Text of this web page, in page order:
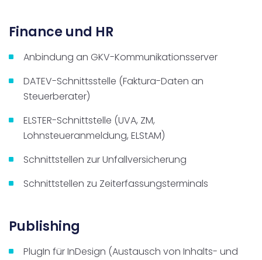
Finance und HR
Anbindung an GKV-Kommunikationsserver
DATEV-Schnittsstelle (Faktura-Daten an
Steuerberater)
ELSTER-Schnittstelle (UVA, ZM,
Lohnsteueranmeldung, ELStAM)
Schnittstellen zur Unfallversicherung
Schnittstellen zu Zeiterfassungsterminals
Publishing
PlugIn für InDesign (Austausch von Inhalts- und